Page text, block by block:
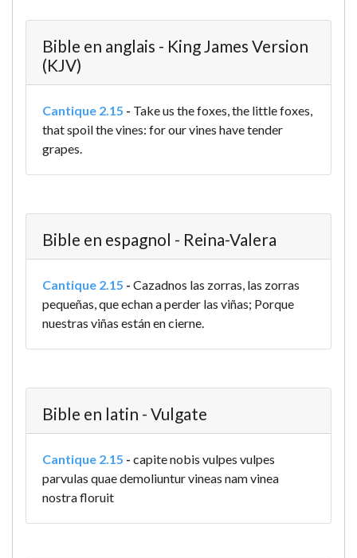
Bible en anglais - King James Version
(KJV)
Cantique 2.15 - Take us the foxes, the little foxes,
that spoil the vines: for our vines have tender
grapes.
Bible en espagnol - Reina-Valera
Cantique 2.15 - Cazadnos las zorras, las zorras
pequeñas, que echan a perder las viñas; Porque
nuestras viñas están en cierne.
Bible en latin - Vulgate
Cantique 2.15 - capite nobis vulpes vulpes
parvulas quae demoliuntur vineas nam vinea
nostra floruit